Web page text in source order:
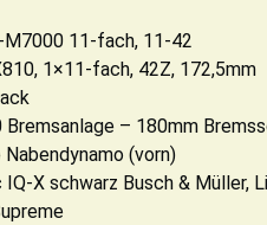
M7000 11-fach, 11-42
1×11-fach, 42Z, 172,5mm
– 180mm
Nabendynamo (vorn)
IQ-X schwarz Busch & Müller,